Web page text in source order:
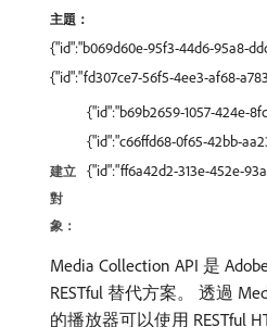
主題：
{"id":"b069d60e-95f3-44d6-95a8-
{"id":"fd307ce7-56f5-4ee3-af68-
建立
對
象：
{"id":"b69b2659-1057-424e-
{"id":"c66ffd68-0f65-42bb-
{"id":"ff6a42d2-313e-452e-
Media Collection API 是
RESTful 替代方案。 透過
的播放器可以使用 RESTful